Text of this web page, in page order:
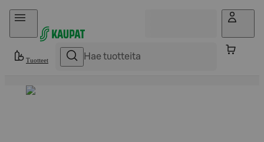
Hyppää sisältöön
Tuotteet